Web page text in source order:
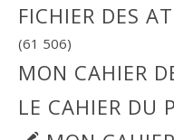
FICHIER DES
(61 506)
MON CAHIER
LE CAHIER DU